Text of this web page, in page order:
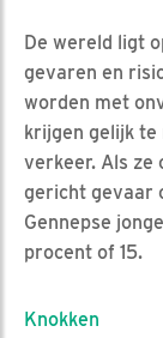
De wereld ligt
gevaren en
worden met
krijgen gelijk
verkeer. Als ze
gericht gevaar
Gennepse
procent of 15.
Knokken